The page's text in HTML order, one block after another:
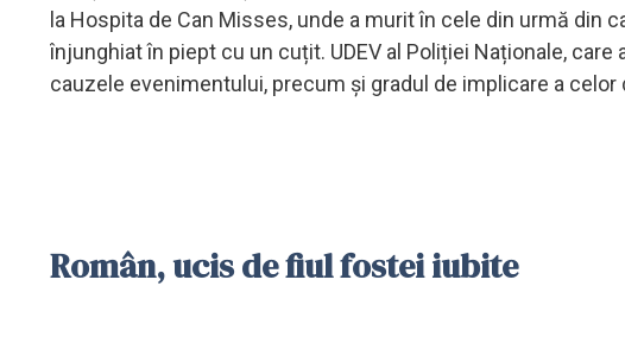
la Hospita de Can Misses, unde a murit în cele din urmă din
înjunghiat în piept cu un cuțit. UDEV al Poliției Naționale,
cauzele evenimentului, precum și gradul de implicare a
Român, ucis de fiul fostei iubite